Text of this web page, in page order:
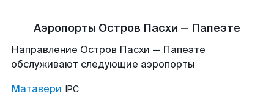
Аэропорты Остров Пасхи — Папеэте
Направление Остров Пасхи — Папеэте
обслуживают следующие аэропорты
Матавери IPC